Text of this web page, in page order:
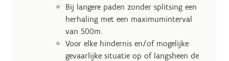
Bij langere paden zonder splitsing een
herhaling met een maximuminterval
van 500m.
Voor elke hindernis en/of mogelijke
gevaarlijke situatie op of langsheen de